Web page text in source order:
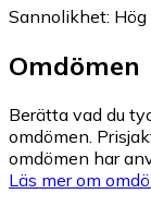
Sannolikhet: Hög
Omdömen
Berätta vad du
omdömen.
omdömen har
Läs mer om